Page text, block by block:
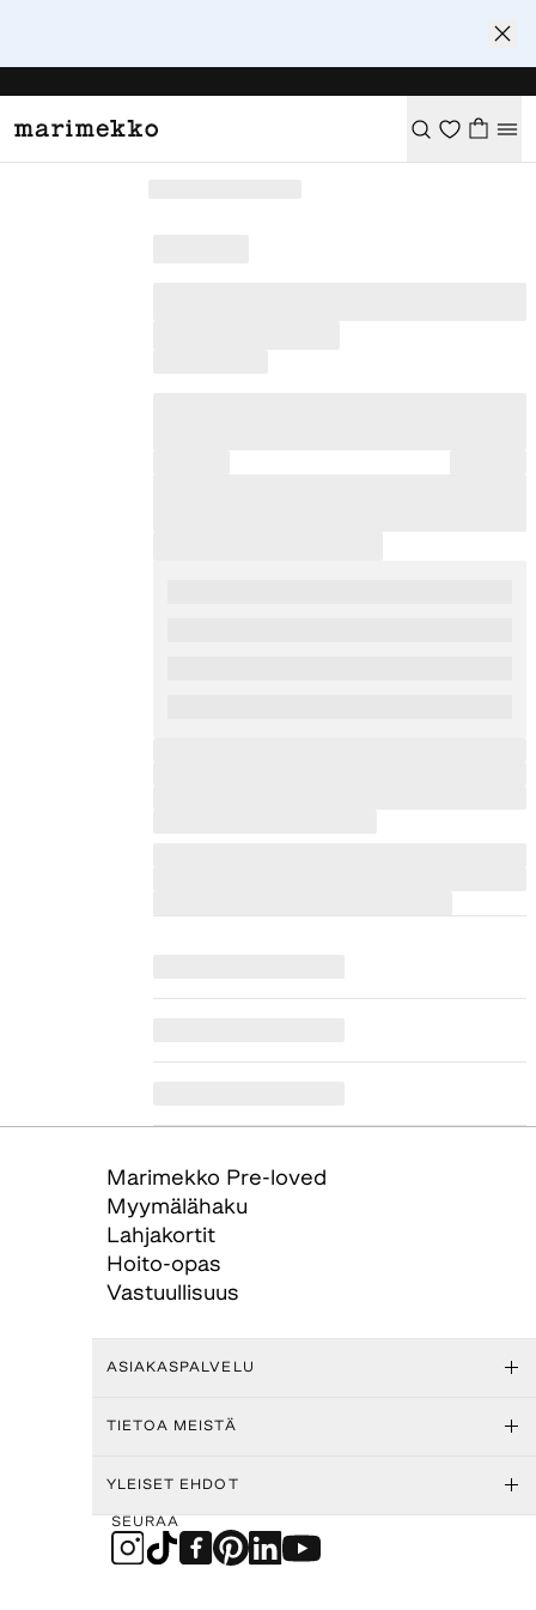
Marimekko Pre-loved
Myymälähaku
Lahjakortit
Hoito-opas
Vastuullisuus
ASIAKASPALVELU
TIETOA MEISTÄ
YLEISET EHDOT
SEURAA